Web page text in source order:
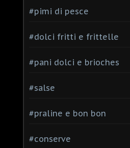
#pimi di pesce
#dolci fritti e frittelle
#pani dolci e brioches
#salse
#praline e bon bon
#conserve